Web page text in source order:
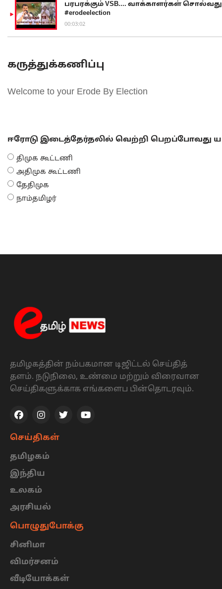
பரபரக்கும் VSB.... வாக்காளர்கள் சொல்வது
#erodeelection
00:03:02
கருத்துக்கணிப்பு
Welcome to your Erode By Election
ஈரோடு இடைத்தேர்தலில் வெற்றி பெறப்போவது
திமுக கூட்டணி
அதிமுக கூட்டணி
தேதிமுக
நாம்தமிழர்
தமிழகத்தின் நம்பகமான டிஜிட்டல் செய்தித்
தளம். நடுநிலை, உண்மை மற்றும் விரைவான
செய்திகளுக்காக எங்களைப பின்தொடரவும்.
செய்திகள்
தமிழகம்
இந்திய
உலகம்
அரசியல்
பொழுதுபோக்கு
சினிமா
விமர்சனம்
வீடியோக்கள்